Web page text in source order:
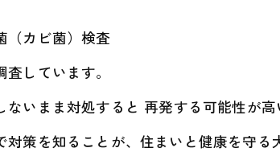
（カビ菌）検査
しています。
いまま対処すると 再発する可能性が高
対策を知ることが、住まいと健康を守る